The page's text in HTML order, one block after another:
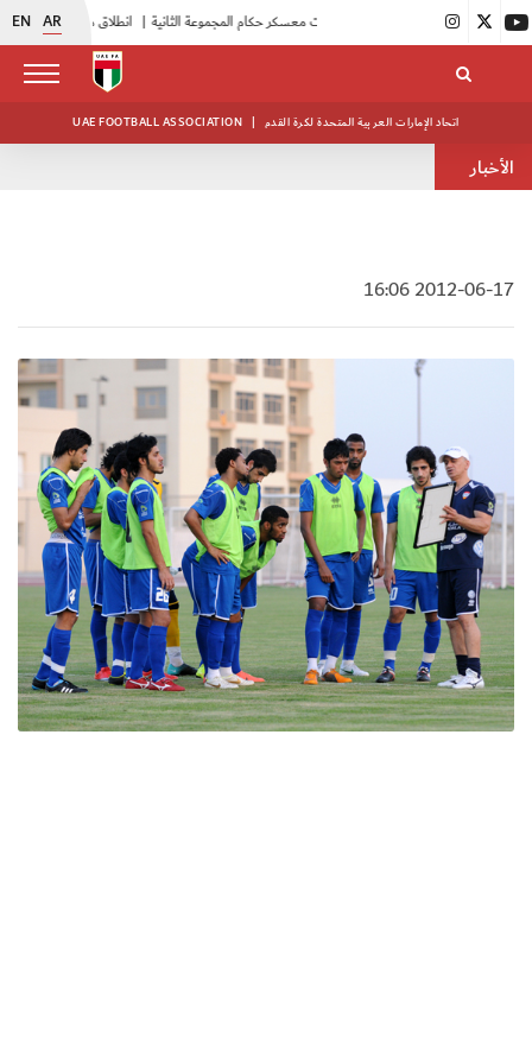
EN AR انطلاق منافسات بطولة النخبة لحرس الرئاسة |
UAE FOOTBALL ASSOCIATION | اتحاد الإمارات العربية المتحدة لكرة القدم
الأخبار
2012-06-17 16:06